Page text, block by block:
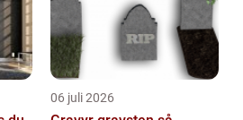
06 juli 2026